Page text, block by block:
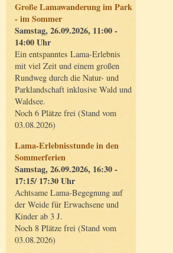
Große Lamawanderung im Park
- im Sommer
Samstag, 26.09.2026, 11:00 -
14:00 Uhr
Ein entspanntes Lama-Erlebnis
mit viel Zeit und einem großen
Rundweg durch die Natur- und
Parklandschaft inklusive Wald und
Waldsee.
Noch 6 Plätze frei (Stand vom
03.08.2026)
Lama-Erlebnisstunde in den
Sommerferien
Samstag, 26.09.2026, 16:30 -
17:15/ 17:30 Uhr
Achtsame Lama-Begegnung auf
der Weide für Erwachsene und
Kinder ab 3 J.
Noch 8 Plätze frei (Stand vom
03.08.2026)